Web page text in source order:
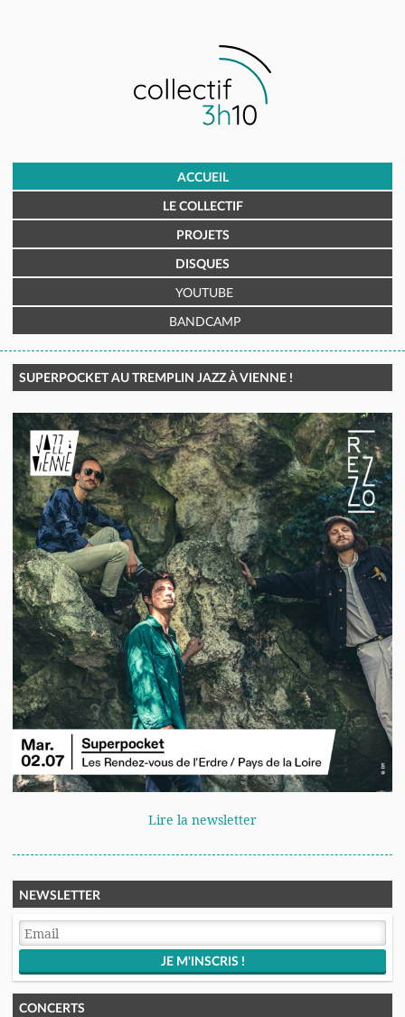
ACCUEIL
LE COLLECTIF
PROJETS
DISQUES
YOUTUBE
BANDCAMP
SUPERPOCKET AU TREMPLIN JAZZ À VIENNE !
Lire la newsletter
NEWSLETTER
CONCERTS